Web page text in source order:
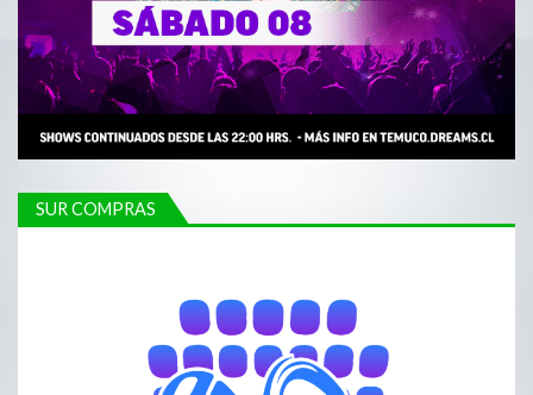
SUR COMPRAS